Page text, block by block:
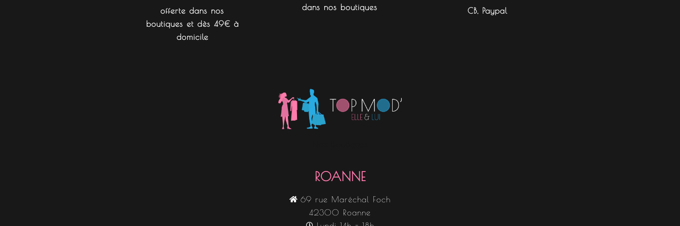
offerte dans nos
boutiques et dès 49€ à
domicile
dans nos boutiques
CB, Paypal
ROANNE
69 rue Maréchal Foch
42300 Roanne